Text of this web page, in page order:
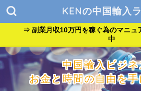
KENの中国輸入
⇒ 副業月収10万円を稼ぐ為のマニュ
中
中国輸入ビジ
お金と時間の自由を